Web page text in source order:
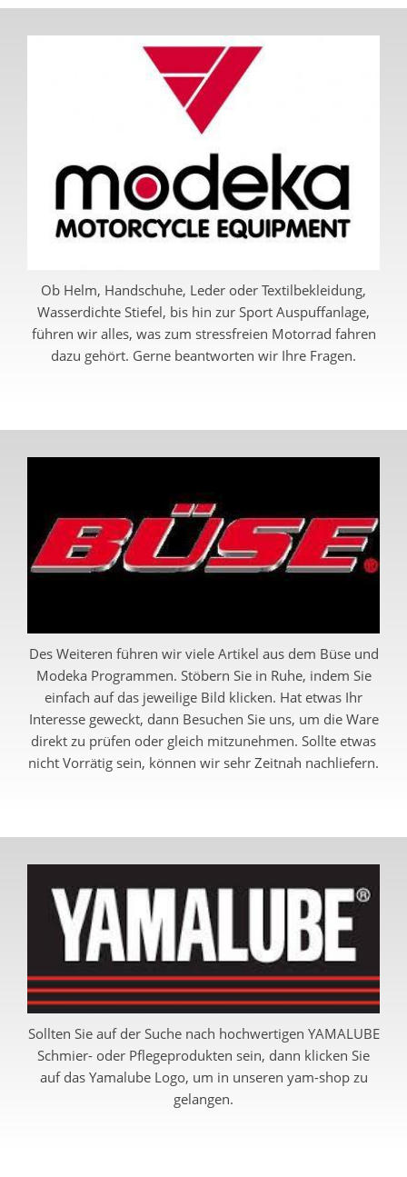
Ob Helm, Handschuhe, Leder oder Textilbekleidung,
Wasserdichte Stiefel, bis hin zur Sport Auspuffanlage,
führen wir alles, was zum stressfreien Motorrad fahren
dazu gehört. Gerne beantworten wir Ihre Fragen.
Des Weiteren führen wir viele Artikel aus dem Büse und
Modeka Programmen. Stöbern Sie in Ruhe, indem Sie
einfach auf das jeweilige Bild klicken. Hat etwas Ihr
Interesse geweckt, dann Besuchen Sie uns, um die Ware
direkt zu prüfen oder gleich mitzunehmen. Sollte etwas
nicht Vorrätig sein, können wir sehr Zeitnah nachliefern.
Sollten Sie auf der Suche nach hochwertigen YAMALUBE
Schmier- oder Pflegeprodukten sein, dann klicken Sie
auf das Yamalube Logo, um in unseren yam-shop zu
gelangen.